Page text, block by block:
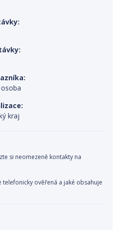
kraj
si neomezeně kontakty na
ověřená a jaké obsahuje